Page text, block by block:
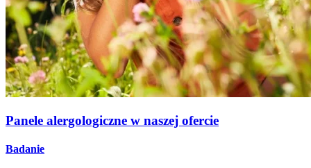
Panele alergologiczne w naszej ofercie
Badanie